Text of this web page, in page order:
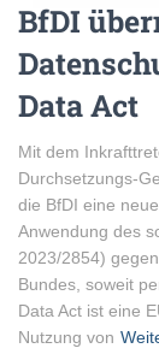
BfDI
Data Act
Mit dem
Durchsetzungs-
die BfDI eine
Anwendung des
2023/2854)
Bundes, soweit
Data Act ist eine
Nutzung von